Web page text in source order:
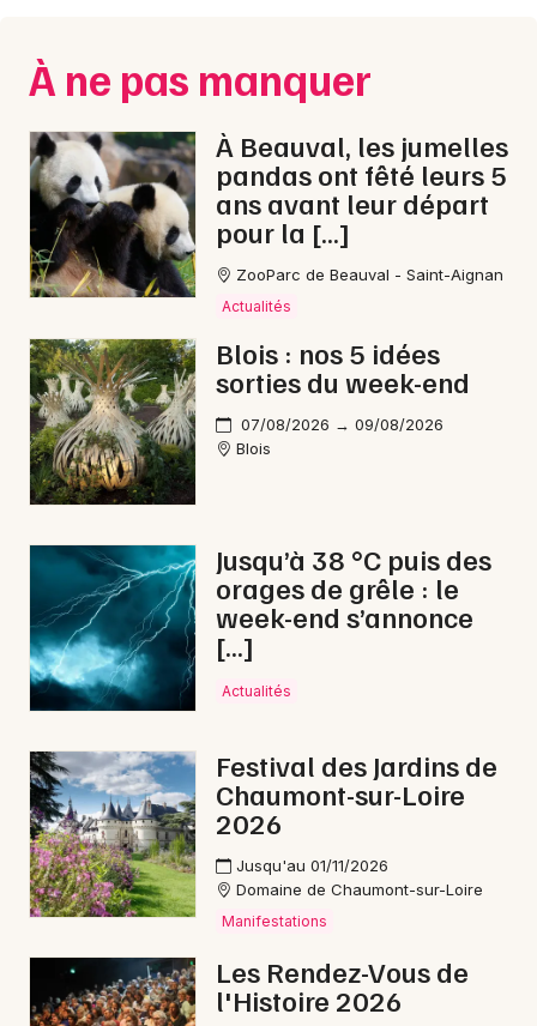
41 - Loir-et-Cher
Choisir mes départements
Mon email
À ne pas manquer
À Beauval, les jumelles
pandas ont fêté leurs 5
ans avant leur départ
pour la […]
ZooParc de Beauval - Saint-Aignan
Actualités
Blois : nos 5 idées
sorties du week-end
07/08/2026 → 09/08/2026
Blois
Jusqu’à 38 °C puis des
orages de grêle : le
week-end s’annonce
[…]
Actualités
Festival des Jardins de
Chaumont-sur-Loire
2026
Jusqu'au 01/11/2026
Domaine de Chaumont-sur-Loire
Manifestations
Les Rendez-Vous de
l'Histoire 2026